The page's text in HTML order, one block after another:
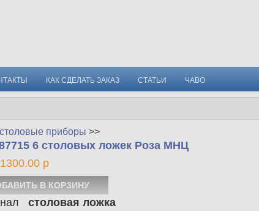
КАК СДЕЛАТЬ ЗАКАЗ СТАТЬИ ЧАВО
столовые приборы >>
6 столовых ложек Роза МНЦ
р
столовая ложка